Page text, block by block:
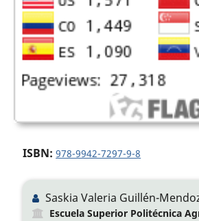
ISBN:978-9942-7297-9-8
Saskia Valeria Guillén-
Escuela Superior Politécnica